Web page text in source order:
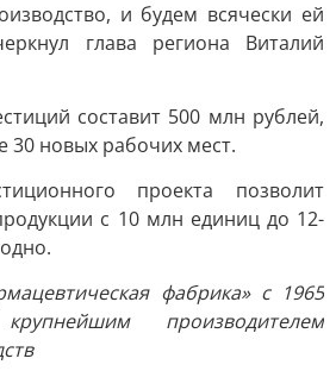
и будем всячески ей
глава региона Виталий
составит 500 млн рублей,
30 новых рабочих мест.
проекта позволит
с 10 млн единиц до 12-
фабрика» с 1965
производителем